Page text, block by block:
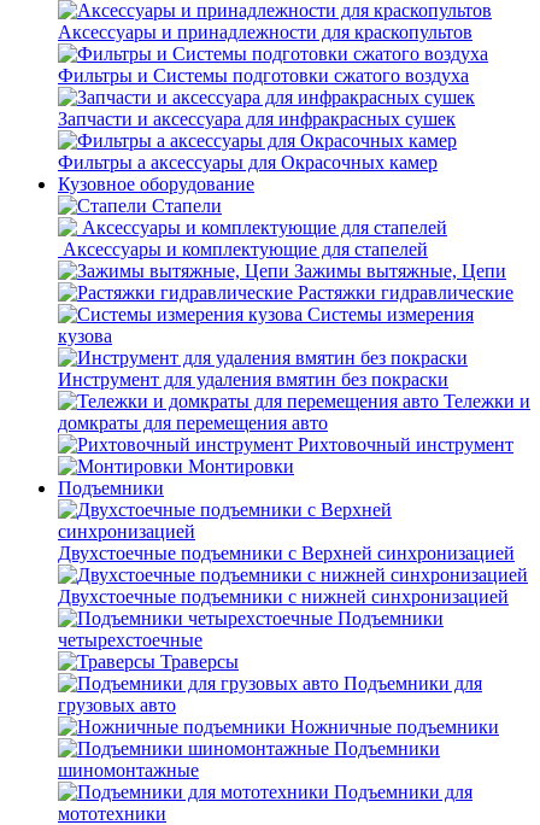
Аксессуары и принадлежности для краскопультов
Фильтры и Системы подготовки сжатого воздуха
Запчасти и аксессуара для инфракрасных сушек
Фильтры а аксессуары для Окрасочных камер
Кузовное оборудование
Стапели
Аксессуары и комплектующие для стапелей
Зажимы вытяжные, Цепи
Растяжки гидравлические
Системы измерения
кузова
Инструмент для удаления вмятин без покраски
Тележки и
домкраты для перемещения авто
Рихтовочный инструмент
Монтировки
Подъемники
Двухстоечные подъемники с Верхней синхронизацией
Двухстоечные подъемники с нижней синхронизацией
Подъемники
четырехстоечные
Траверсы
Подъемники для
грузовых авто
Ножничные подъемники
Подъемники
шиномонтажные
Подъемники для
мототехники